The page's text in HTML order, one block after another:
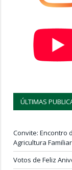
ÚLTIMAS
Convite: Encontro
Agricultura Familiar
Votos de Feliz